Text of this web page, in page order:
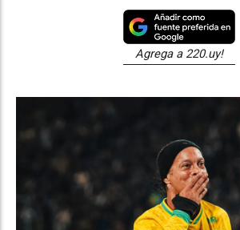
Agrega a 220.uy!